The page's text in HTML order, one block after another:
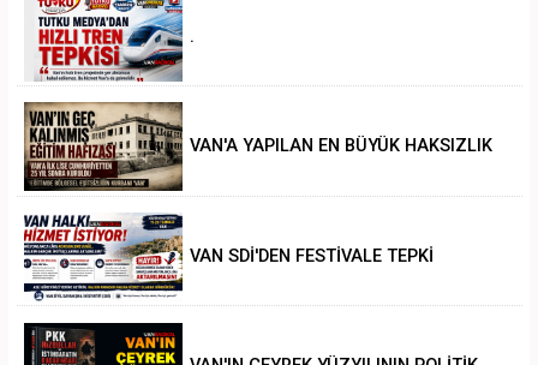
.
VAN'A YAPILAN EN BÜYÜK HAKSIZLIK
VAN SDİ'DEN FESTİVALE TEPKİ